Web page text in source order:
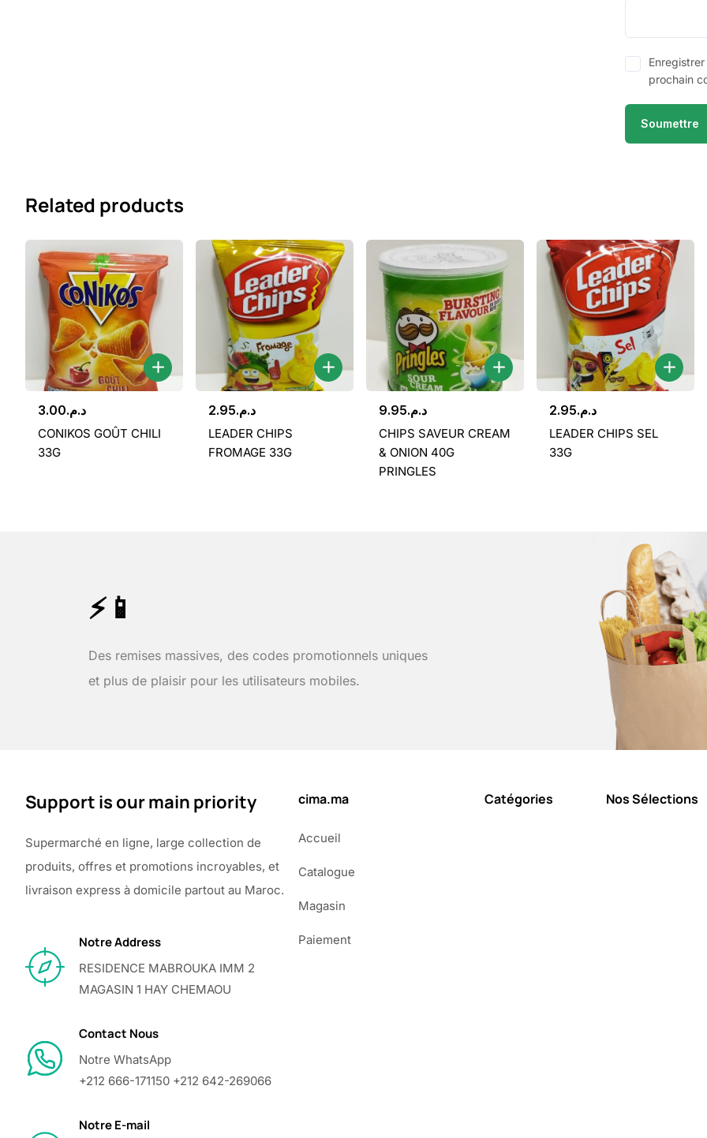
prochain
Related products
د.م.3.00
CONIKOS GOÛT CHILI
33G
د.م.2.95
LEADER CHIPS
FROMAGE 33G
د.م.9.95
CHIPS SAVEUR CREAM
& ONION 40G
PRINGLES
د.م.2.95
LEADER CHIPS SEL
33G
⚡📱
Des remises massives, des codes promotionnels uniques
et plus de plaisir pour les utilisateurs mobiles.
Support is our main priority
Supermarché en ligne, large collection de
produits, offres et promotions incroyables, et
livraison express à domicile partout au Maroc.
Notre Address
RESIDENCE MABROUKA IMM 2
MAGASIN 1 HAY CHEMAOU
Contact Nous
Notre WhatsApp
+212 666-171150 +212 642-269066
Notre E-mail
cima.ma
Accueil
Catalogue
Magasin
Paiement
Catégories Nos Sélections